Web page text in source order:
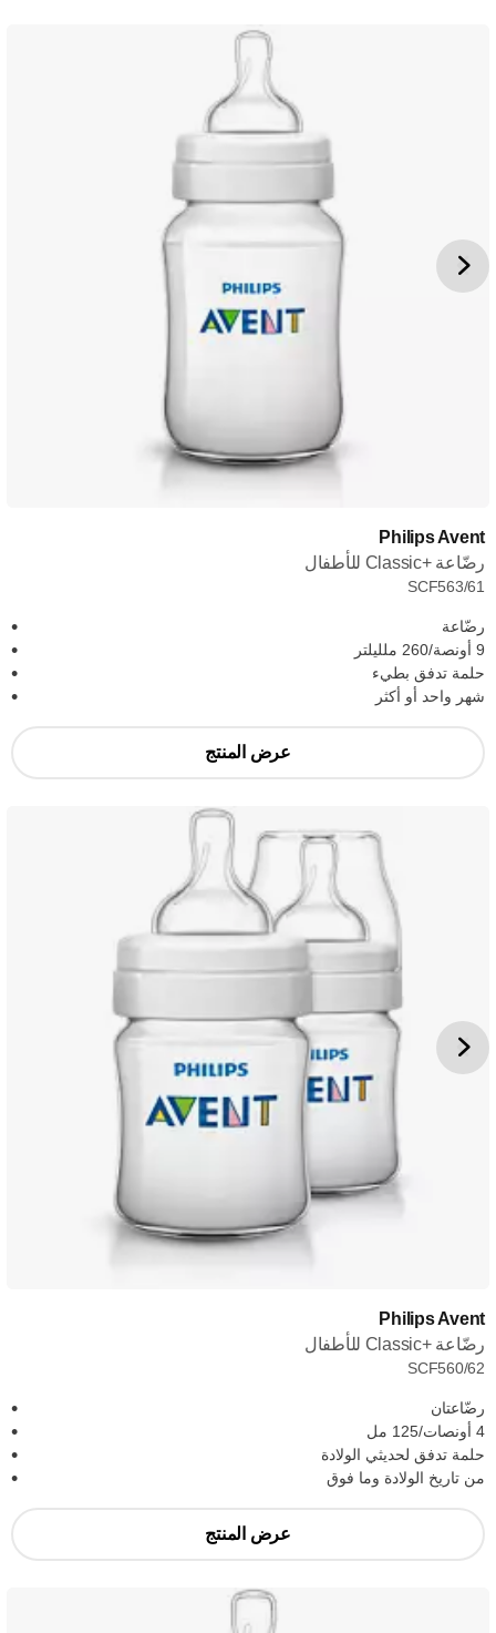
Philips Avent
رضّاعة Classic+‎ للأطفال
SCF563/61
رضّاعة
9 أونصة/260 ملليلتر
حلمة تدفق بطيء
شهر واحد أو أكثر
عرض المنتج
Philips Avent
رضّاعة Classic+‎ للأطفال
SCF560/62
رضّاعتان
4 أونصات/125 مل
حلمة تدفق لحديثي الولادة
من تاريخ الولادة وما فوق
عرض المنتج